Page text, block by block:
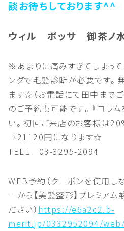
談お待ちしております^^
ウィル ボッサ 御茶ノ
※あまりに痛みすぎてしまっ
ングで毛髪診断が必要です。
ます☆（お電話にて田中まで
のご予約も可能です。『コラ
い。初回ご来店のお客様は
→21120円になります☆
TELL 03-3295-2094
WEB予約（クーポンを使用
ーから【美髪整形】プレミアム
ださい） https://e6a2c2.b-
merit.jp/0332952094/